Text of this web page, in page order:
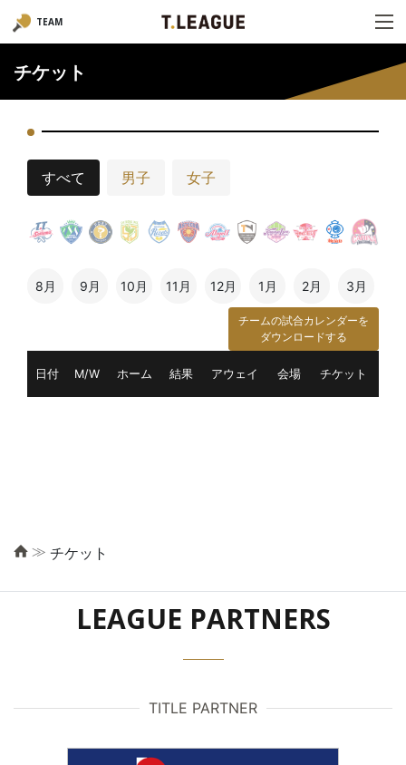
TEAM
チケット
すべて 男子 女子
8月 9月 10月 11月 12月 1月 2月 3月
チームの試合カレンダーを
ダウンロードする
日付 M/W ホーム 結果 アウェイ 会場 チケット
≫ チケット
LEAGUE PARTNERS
TITLE PARTNER